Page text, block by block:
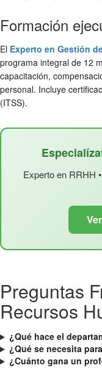
Formación
El Experto en Gestión
programa integral de 12
capacitación,
personal. Incluye
(ITSS).
Experto en RRHH
Preguntas
Recursos
¿Qué hace el
¿Qué se necesita
¿Cuánto gana un